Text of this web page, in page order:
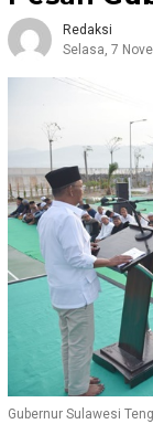
Redaksi
Selasa, 7
Gubernur Sulawesi